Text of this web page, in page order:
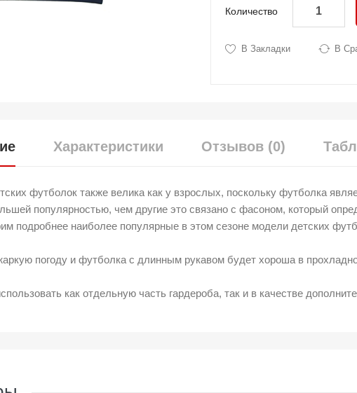
Количество
В Закладки В
Характеристики Отзывов (0)
футболок также велика как у взрослых, поскольку футболка
популярностью, чем другие это связано с фасоном, который
подробнее наиболее популярные в этом сезоне модели детских
погоду и футболка с длинным рукавом будет хороша в
как отдельную часть гардероба, так и в качестве